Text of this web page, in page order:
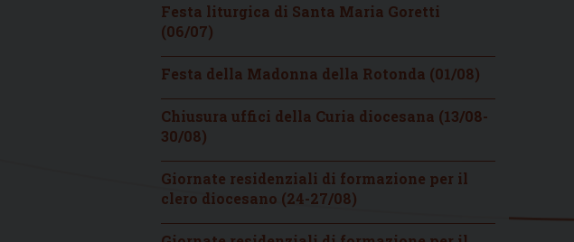
Festa liturgica di Santa Maria Goretti
(06/07)
Festa della Madonna della Rotonda (01/08)
Chiusura uffici della Curia diocesana (13/08-
30/08)
Giornate residenziali di formazione per il
clero diocesano (24-27/08)